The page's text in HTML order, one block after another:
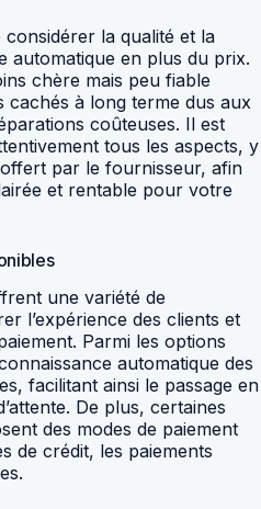
la qualité et la
automatique en plus du prix.
chère mais peu fiable
à long terme dus aux
coûteuses. Il est
tous les aspects, y
par le fournisseur, afin
et rentable pour votre
une variété de
l’expérience des clients et
Parmi les options
automatique des
facilitant ainsi le passage en
De plus, certaines
des modes de paiement
de crédit, les paiements